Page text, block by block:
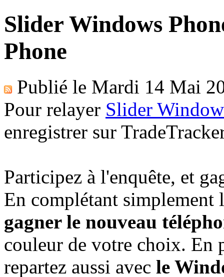
Slider Windows
Phone
Publié le Mardi 14 Mai
Pour relayer Slider
enregistrer sur
Participez à l'enquête, et
En complétant
gagner le nouveau
couleur de votre choix. En
repartez aussi avec le